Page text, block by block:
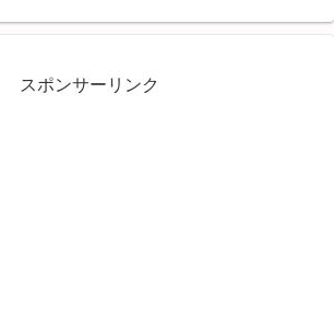
スポンサーリンク